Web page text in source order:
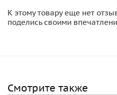
К этому товару еще нет
поделись своими
Смотрите также